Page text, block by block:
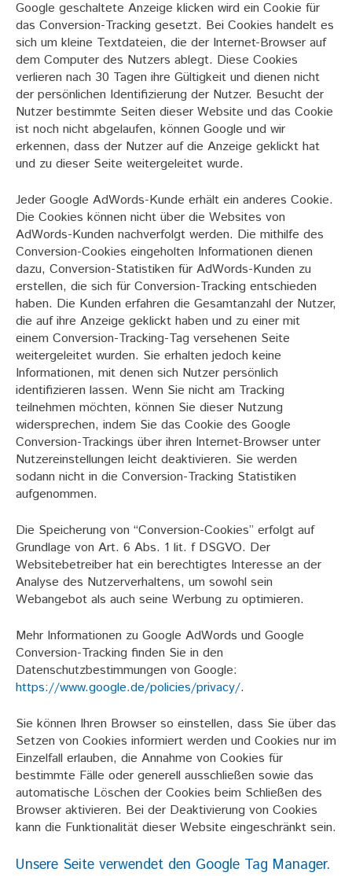
Google geschaltete Anzeige klicken wird ein Cookie für
das Conversion-Tracking gesetzt. Bei Cookies handelt es
sich um kleine Textdateien, die der Internet-Browser auf
dem Computer des Nutzers ablegt. Diese Cookies
verlieren nach 30 Tagen ihre Gültigkeit und dienen nicht
der persönlichen Identifizierung der Nutzer. Besucht der
Nutzer bestimmte Seiten dieser Website und das Cookie
ist noch nicht abgelaufen, können Google und wir
erkennen, dass der Nutzer auf die Anzeige geklickt hat
und zu dieser Seite weitergeleitet wurde.
Jeder Google AdWords-Kunde erhält ein anderes Cookie.
Die Cookies können nicht über die Websites von
AdWords-Kunden nachverfolgt werden. Die mithilfe des
Conversion-Cookies eingeholten Informationen dienen
dazu, Conversion-Statistiken für AdWords-Kunden zu
erstellen, die sich für Conversion-Tracking entschieden
haben. Die Kunden erfahren die Gesamtanzahl der Nutzer,
die auf ihre Anzeige geklickt haben und zu einer mit
einem Conversion-Tracking-Tag versehenen Seite
weitergeleitet wurden. Sie erhalten jedoch keine
Informationen, mit denen sich Nutzer persönlich
identifizieren lassen. Wenn Sie nicht am Tracking
teilnehmen möchten, können Sie dieser Nutzung
widersprechen, indem Sie das Cookie des Google
Conversion-Trackings über ihren Internet-Browser unter
Nutzereinstellungen leicht deaktivieren. Sie werden
sodann nicht in die Conversion-Tracking Statistiken
aufgenommen.
Die Speicherung von “Conversion-Cookies” erfolgt auf
Grundlage von Art. 6 Abs. 1 lit. f DSGVO. Der
Websitebetreiber hat ein berechtigtes Interesse an der
Analyse des Nutzerverhaltens, um sowohl sein
Webangebot als auch seine Werbung zu optimieren.
Mehr Informationen zu Google AdWords und Google
Conversion-Tracking finden Sie in den
Datenschutzbestimmungen von Google:
https://www.google.de/policies/privacy/.
Sie können Ihren Browser so einstellen, dass Sie über das
Setzen von Cookies informiert werden und Cookies nur im
Einzelfall erlauben, die Annahme von Cookies für
bestimmte Fälle oder generell ausschließen sowie das
automatische Löschen der Cookies beim Schließen des
Browser aktivieren. Bei der Deaktivierung von Cookies
kann die Funktionalität dieser Website eingeschränkt sein.
Unsere Seite verwendet den Google Tag Manager.